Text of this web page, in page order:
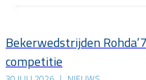
Bekerwedstrijden
competitie